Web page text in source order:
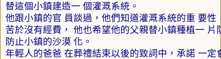
替這個小鎮建造一 個灌溉系統。
他跟小鎮的官 員談過，他們知道灌溉系統的重 要性
苦於沒有經費， 他也希望他的父親替小鎮種植一 片
防止小鎮的沙漠 化。
年輕人的爸爸 在葬禮結束以後的致詞中，承諾 一定